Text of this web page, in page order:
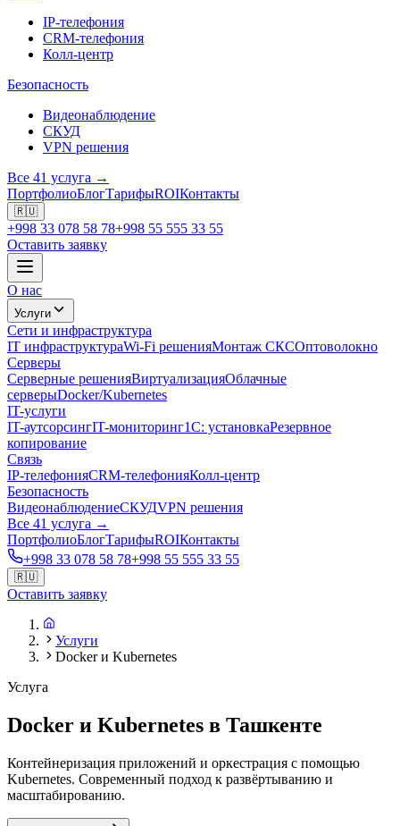
IP-телефония
CRM-телефония
Колл-центр
Безопасность
Видеонаблюдение
СКУД
VPN решения
Все 41 услуга →
ПортфолиоБлогТарифыROIКонтакты
🇷🇺
+998 33 078 58 78+998 55 555 33 55
Оставить заявку
О нас
Услуги
Сети и инфраструктура
IT инфраструктураWi-Fi решенияМонтаж СКСОптоволокно
Серверы
Серверные решенияВиртуализацияОблачные
серверыDocker/Kubernetes
IT-услуги
IT-аутсорсингIT-мониторинг1С: установкаРезервное
копирование
Связь
IP-телефонияCRM-телефонияКолл-центр
Безопасность
ВидеонаблюдениеСКУДVPN решения
Все 41 услуга →
ПортфолиоБлогТарифыROIКонтакты
+998 33 078 58 78+998 55 555 33 55
🇷🇺
Оставить заявку
Услуги
Docker и Kubernetes
Услуга
Docker и Kubernetes в Ташкенте
Контейнеризация приложений и оркестрация с помощью
Kubernetes. Современный подход к развёртыванию и
масштабированию.